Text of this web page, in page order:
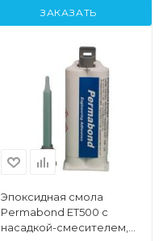
ЗАКАЗАТЬ
Эпоксидная смола
Permabond ET500 с
насадкой-смесителем,